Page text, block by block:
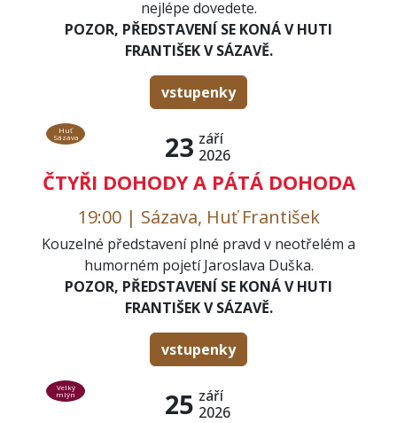
nejlépe dovedete.
POZOR, PŘEDSTAVENÍ SE KONÁ V HUTI
FRANTIŠEK V SÁZAVĚ.
vstupenky
23 září
2026
ČTYŘI DOHODY A PÁTÁ DOHODA
Huť
Sázava
19:00 | Sázava, Huť František
Kouzelné představení plné pravd v neotřelém a
humorném pojetí Jaroslava Duška.
POZOR, PŘEDSTAVENÍ SE KONÁ V HUTI
FRANTIŠEK V SÁZAVĚ.
vstupenky
25 září
2026
Velký
mlýn